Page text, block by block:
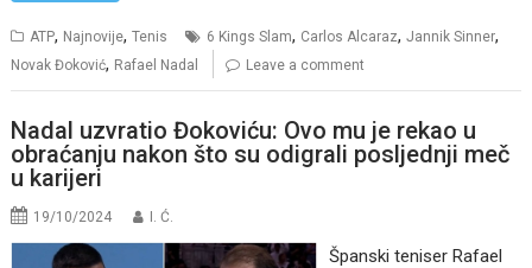
ATP, Najnovije,Tenis 6 Kings Slam, Carlos Alcaraz,Jannik Sinner,
Novak Đoković, Rafael Nadal Leave a comment
Nadal uzvratio Đokoviću: Ovo mu je rekao u
obraćanju nakon što su odigrali posljednji meč
u karijeri
19/10/2024 I. Ć.
Španski teniser Rafael